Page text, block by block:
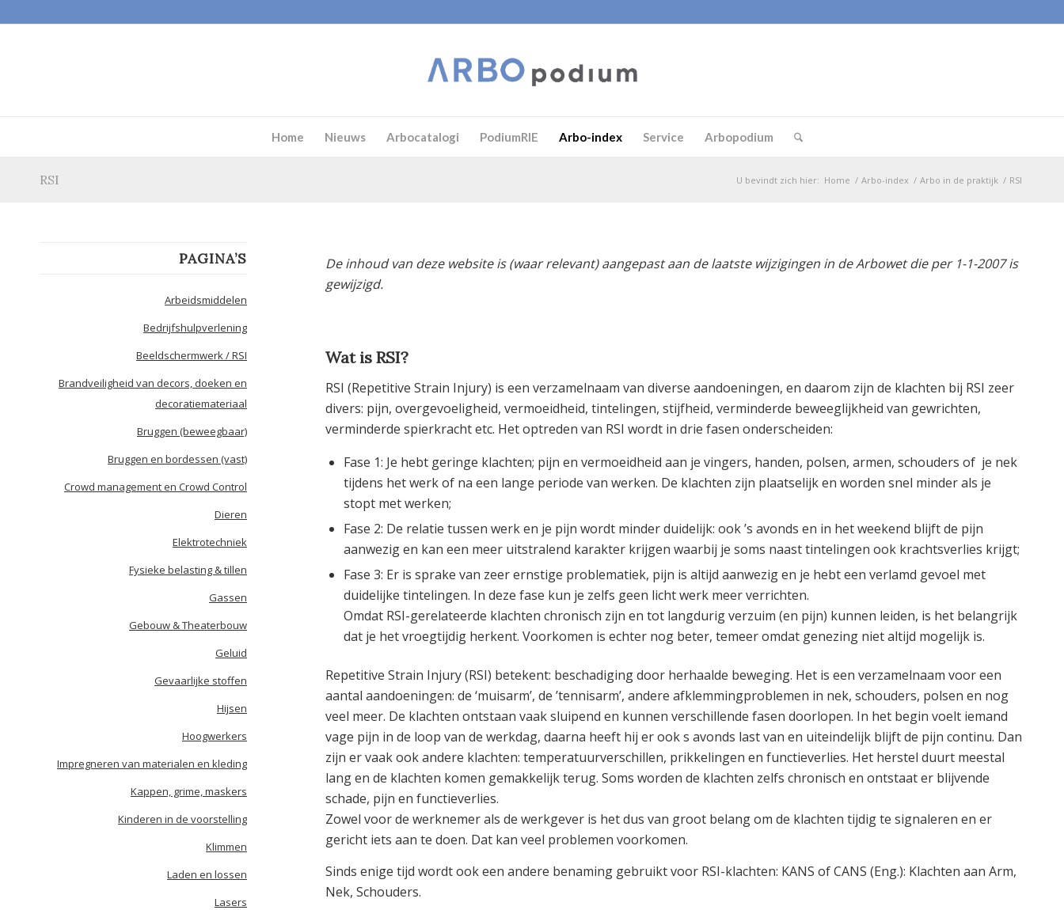
Home Nieuws Arbocatalogi PodiumRIE Arbo-index Service Arbopodium
RSI U bevindt zich hier: Home / Arbo-index / Arbo in de praktijk / RSI
De inhoud van deze website is (waar relevant) aangepast aan de laatste wijzigingen in de Arbowet die per 1-1-2007 is
gewijzigd.
Wat is RSI?
RSI (Repetitive Strain Injury) is een verzamelnaam van diverse aandoeningen, en daarom zijn de klachten bij RSI zeer
divers: pijn, overgevoeligheid, vermoeidheid, tintelingen, stijfheid, verminderde beweeglijkheid van gewrichten,
verminderde spierkracht etc. Het optreden van RSI wordt in drie fasen onderscheiden:
Fase 1: Je hebt geringe klachten; pijn en vermoeidheid aan je vingers, handen, polsen, armen, schouders of je nek
tijdens het werk of na een lange periode van werken. De klachten zijn plaatselijk en worden snel minder als je
stopt met werken;
Fase 2: De relatie tussen werk en je pijn wordt minder duidelijk: ook ’s avonds en in het weekend blijft de pijn
aanwezig en kan een meer uitstralend karakter krijgen waarbij je soms naast tintelingen ook krachtsverlies krijgt;
Fase 3: Er is sprake van zeer ernstige problematiek, pijn is altijd aanwezig en je hebt een verlamd gevoel met
duidelijke tintelingen. In deze fase kun je zelfs geen licht werk meer verrichten.
Omdat RSI-gerelateerde klachten chronisch zijn en tot langdurig verzuim (en pijn) kunnen leiden, is het belangrijk
dat je het vroegtijdig herkent. Voorkomen is echter nog beter, temeer omdat genezing niet altijd mogelijk is.
Repetitive Strain Injury (RSI) betekent: beschadiging door herhaalde beweging. Het is een verzamelnaam voor een
aantal aandoeningen: de ‘muisarm’, de ’tennisarm’, andere afklemmingproblemen in nek, schouders, polsen en nog
veel meer. De klachten ontstaan vaak sluipend en kunnen verschillende fasen doorlopen. In het begin voelt iemand
vage pijn in de loop van de werkdag, daarna heeft hij er ook s avonds last van en uiteindelijk blijft de pijn continu. Dan
zijn er vaak ook andere klachten: temperatuurverschillen, prikkelingen en functieverlies. Het herstel duurt meestal
lang en de klachten komen gemakkelijk terug. Soms worden de klachten zelfs chronisch en ontstaat er blijvende
schade, pijn en functieverlies.
Zowel voor de werknemer als de werkgever is het dus van groot belang om de klachten tijdig te signaleren en er
gericht iets aan te doen. Dat kan veel problemen voorkomen.
Sinds enige tijd wordt ook een andere benaming gebruikt voor RSI-klachten: KANS of CANS (Eng.): Klachten aan Arm,
Nek, Schouders.
PAGINA’S
Arbeidsmiddelen
Bedrijfshulpverlening
Beeldschermwerk / RSI
Brandveiligheid van decors, doeken en
decoratiemateriaal
Bruggen (beweegbaar)
Bruggen en bordessen (vast)
Crowd management en Crowd Control
Dieren
Elektrotechniek
Fysieke belasting & tillen
Gassen
Gebouw & Theaterbouw
Geluid
Gevaarlijke stoffen
Hijsen
Hoogwerkers
Impregneren van materialen en kleding
Kappen, grime, maskers
Kinderen in de voorstelling
Klimmen
Laden en lossen
Lasers